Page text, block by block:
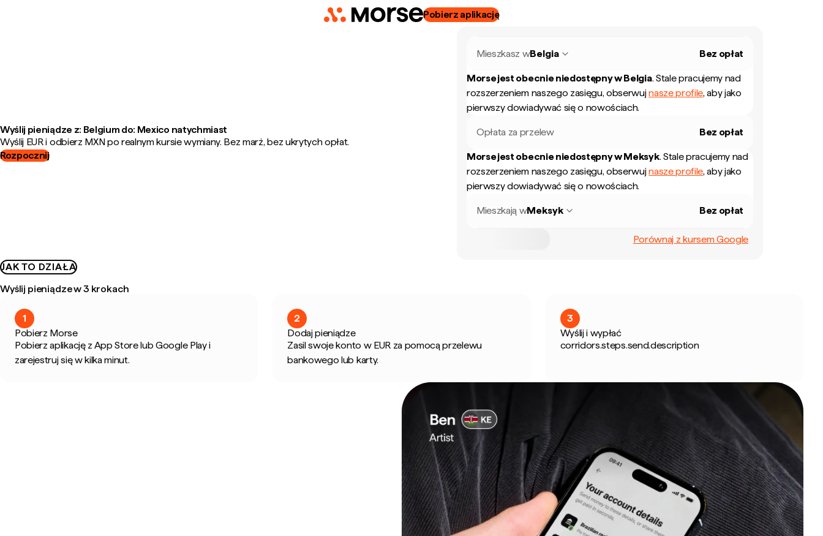
Pobierz aplikację
Wyślij pieniądze z: Belgium do: Mexico natychmiast
Wyślij EUR i odbierz MXN po realnym kursie wymiany. Bez marż, bez ukrytych opłat.
Rozpocznij
Mieszkasz wBelgia Bez opłat
Morse jest obecnie niedostępny wBelgia. Stale pracujemy nad
rozszerzeniem naszego zasięgu, obserwujnasze profile, aby jako
pierwszy dowiadywać się o nowościach.
Opłata za przelew Bez opłat
Morse jest obecnie niedostępny wMeksyk. Stale pracujemy nad
rozszerzeniem naszego zasięgu, obserwujnasze profile, aby jako
pierwszy dowiadywać się o nowościach.
Mieszkają wMeksyk Bez opłat
Porównaj z kursem Google
JAK TO DZIAŁA
Wyślij pieniądze w 3 krokach
1
Pobierz Morse
Pobierz aplikację z App Store lub Google Play i
zarejestruj się w kilka minut.
2
Dodaj pieniądze
Zasil swoje konto w EUR za pomocą przelewu
bankowego lub karty.
3
Wyślij i wypłać
corridors.steps.send.description